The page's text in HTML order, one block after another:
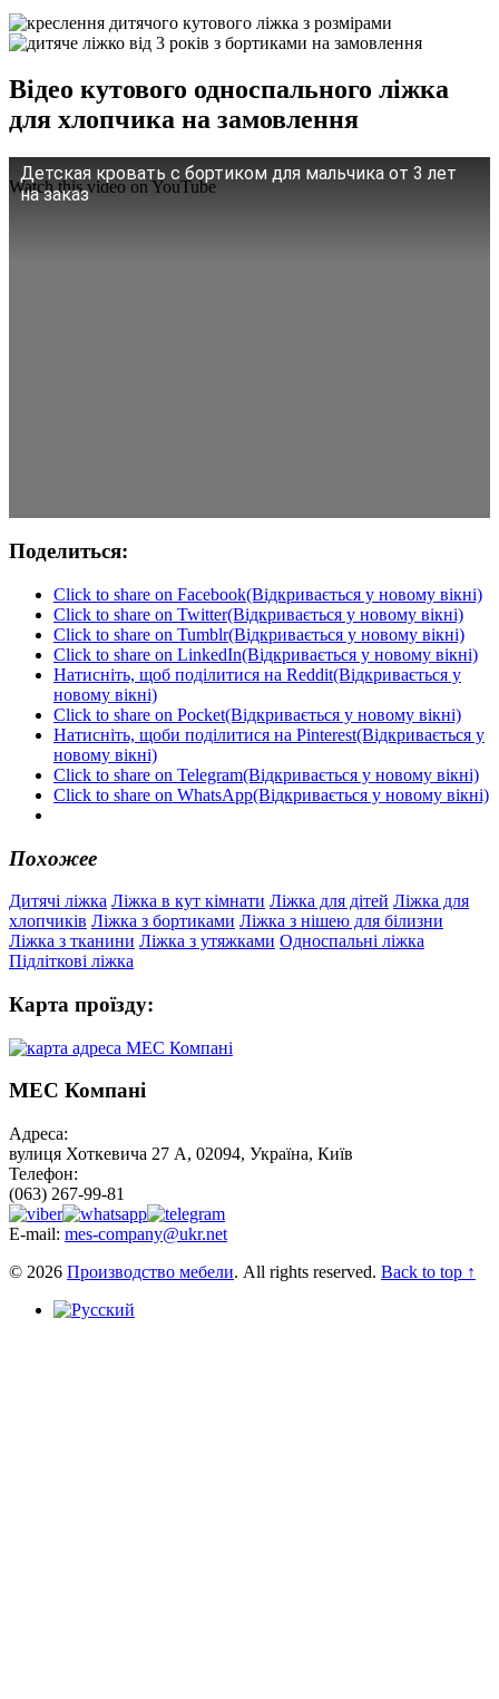
Відео кутового односпального ліжка
для хлопчика на замовлення
Детская кровать с бортиком для мальчика от 3 лет
на заказ
Watch this video on YouTube
Поделиться:
Click to share on Facebook(Відкривається у новому вікні)
Click to share on Twitter(Відкривається у новому вікні)
Click to share on Tumblr(Відкривається у новому вікні)
Click to share on LinkedIn(Відкривається у новому вікні)
Натисніть, щоб поділитися на Reddit(Відкривається у
новому вікні)
Click to share on Pocket(Відкривається у новому вікні)
Натисніть, щоби поділитися на Pinterest(Відкривається у
новому вікні)
Click to share on Telegram(Відкривається у новому вікні)
Click to share on WhatsApp(Відкривається у новому вікні)
Похожее
Дитячі ліжка Ліжка в кут кімнати Ліжка для дітей Ліжка для
хлопчиків Ліжка з бортиками Ліжка з нішею для білизни
Ліжка з тканини Ліжка з утяжками Односпальні ліжка
Підліткові ліжка
Карта проїзду:
МЕС Компані
Адреса:
вулиця Хоткевича 27 А, 02094, Україна, Київ
Телефон:
(063) 267-99-81
E-mail: mes-company@ukr.net
© 2026 Производство мебели. All rights reserved. Back to top ↑